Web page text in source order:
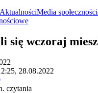
AktualnościMedia
się wczoraj
28.08.2022
czytania